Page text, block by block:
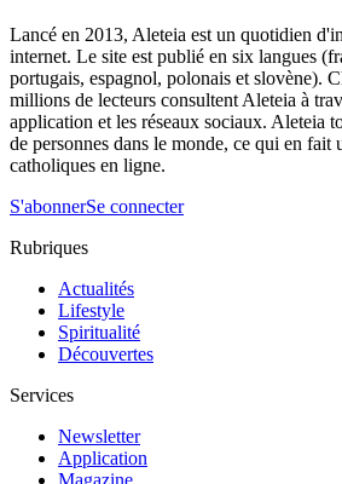
Lancé en 2013, Aleteia est un quotidien
internet. Le site est publié en six langues
portugais, espagnol, polonais et slovène).
millions de lecteurs consultent Aleteia à
application et les réseaux sociaux. Aleteia
de personnes dans le monde, ce qui en fait
catholiques en ligne.
S'abonnerSe connecter
Rubriques
Actualités
Lifestyle
Spiritualité
Découvertes
Services
Newsletter
Application
Magazine